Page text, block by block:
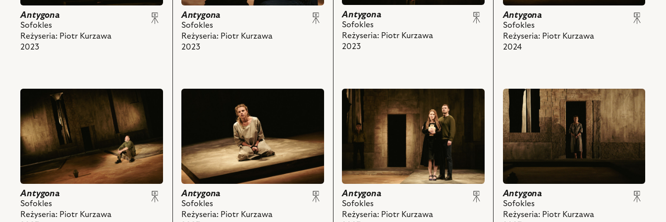
-
Chór
i
powiązanych
z
Antygona
Sofokles
Reżyseria: Piotr Kurzawa
2023
-
Antygona,
Dorota
Bzdyla
-
z
Antygona
Sofokles
Reżyseria: Piotr Kurzawa
2023
-
Chór
i
powiązanych
z
Antygona
Sofokles
Reżyseria: Piotr Kurzawa
2023
-
Koryfeusz,
Katarzyna
Lis
-
z
nim
obiektów
Antygona
Sofokles
Reżyseria: Piotr Kurzawa
2024
przejdź
obiektu
Antygona,
Na
zdjęciu:
Szymon
Kuśmider
-
Kreon
i
powiązanych
Antygona
Sofokles
Reżyseria: Piotr Kurzawa
przejdź
zdjęciu:
Bernadetta
Statkiewicz
-
Antygona
i
powiązanych
Antygona
Sofokles
Reżyseria: Piotr Kurzawa
przejdź
do
obiektu
Antygona,
Borowska
-
Eurydyka,
Jakub
Kordas
Antygona
Sofokles
Reżyseria: Piotr Kurzawa
przejdź
do
obiektu
Antygona,
Na
zdjęciu:
Bernadetta
Statkiewicz
-
Antygona
i
powiązanych
Antygona
Sofokles
Reżyseria: Piotr Kurzawa